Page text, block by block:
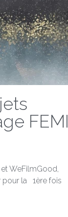
FEMI
WeFilmGood,
pour la 1ère fois